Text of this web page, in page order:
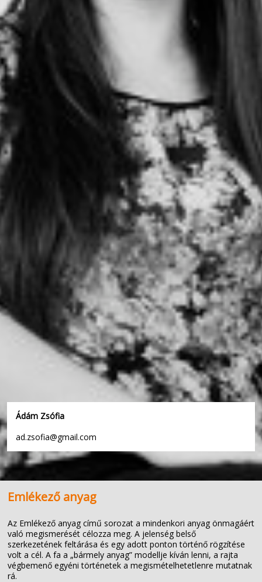
Ádám Zsófia
ad.zsofia@gmail.com
Emlékező anyag
Az Emlékező anyag című sorozat a mindenkori anyag önmagáért
való megismerését célozza meg. A jelenség belső
szerkezetének feltárása és egy adott ponton történő rögzítése
volt a cél. A fa a „bármely anyag” modellje kíván lenni, a rajta
végbemenő egyéni történetek a megismételhetetlenre mutatnak
rá.